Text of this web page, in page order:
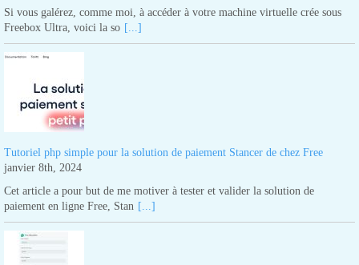
Si vous galérez, comme moi, à accéder à votre machine virtuelle crée sous
Freebox Ultra, voici la so [...]
Tutoriel php simple pour la solution de paiement Stancer de chez Free
janvier 8th, 2024
Cet article a pour but de me motiver à tester et valider la solution de
paiement en ligne Free, Stan [...]